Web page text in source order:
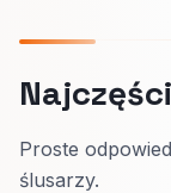
Proste
ślusarzy.